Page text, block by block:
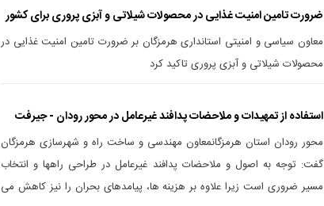
ضرورت تامین امنیت غذایی در محصولات شیلاتی و آبزی پروری برای کشور
معاون سیاسی و امنیتی استانداری هرمزگان بر ضرورت تامین امنیت غذایی در
محصولات شیلاتی و آبزی پروری تاکید کرد
استفاده از تمهیدات و ملاحضات پدافند غیرعامل در محور رودان - جیرفت
محور رودان استان هرمزگانمعاون مهندسی و ساخت راه و شهرسازی هرمزگان
گفت: توجه به اصول و ملاحضات پدافند غیرعامل در طراحی راهها و انتخاب
مسیر ضروری است زیرا علاوه بر هزینه ها، پیامدهای بحران را نیز کاهش می